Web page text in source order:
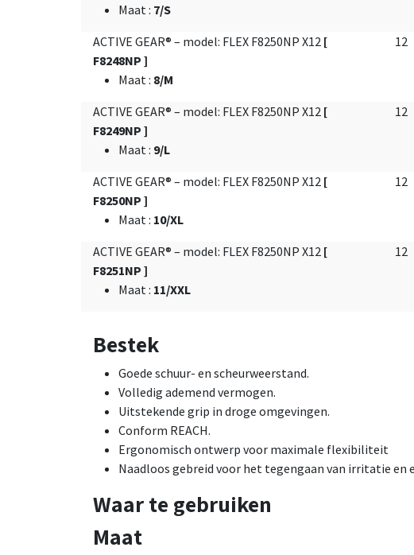
Maat: 7/S
ACTIVE GEAR® – model: FLEX F8250NP X12 [
F8248NP ]
Maat: 8/M
12
ACTIVE GEAR® – model: FLEX F8250NP X12 [
F8249NP ]
Maat: 9/L
12
ACTIVE GEAR® – model: FLEX F8250NP X12 [
F8250NP ]
Maat: 10/XL
12
ACTIVE GEAR® – model: FLEX F8250NP X12 [
F8251NP ]
Maat: 11/XXL
12
Bestek
Goede schuur- en scheurweerstand.
Volledig ademend vermogen.
Uitstekende grip in droge omgevingen.
Conform REACH.
Ergonomisch ontwerp voor maximale flexibiliteit
Naadloos gebreid voor het tegengaan van irritatie en
Waar te gebruiken
Maat